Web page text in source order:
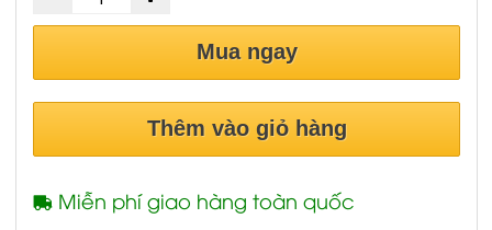
Mua ngay
Thêm vào giỏ hàng
Miễn phí giao hàng toàn quốc